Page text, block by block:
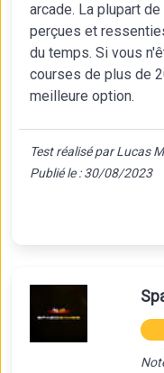
arcade. La plupart
perçues et
du temps. Si vous
courses de plus de
meilleure option.
Test réalisé par Lucas
Publié le : 30/08/2023